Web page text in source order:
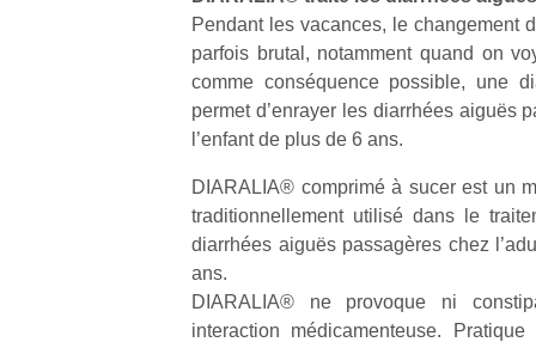
Pendant les vacances, le changement
parfois brutal, notamment quand on
comme conséquence possible, une
permet d’enrayer les diarrhées aiguës
l’enfant de plus de 6 ans.
DIARALIA® comprimé à sucer est un
traditionnellement utilisé dans le
diarrhées aiguës passagères chez
ans.
DIARALIA® ne provoque ni
interaction médicamenteuse.
…